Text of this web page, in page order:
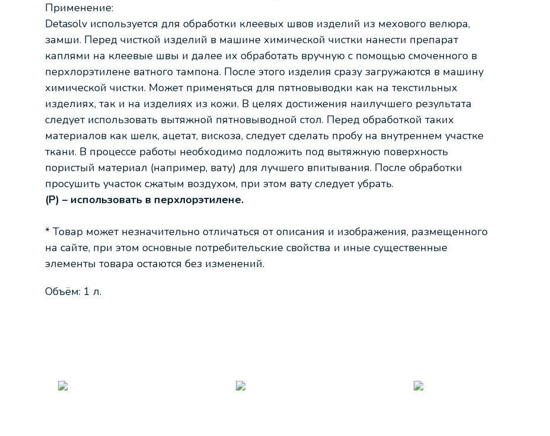
Применение:
Detasolv используется для обработки клеевых швов изделий из мехового велюра,
замши. Перед чисткой изделий в машине химической чистки нанести препарат
каплями на клеевые швы и далее их обработать вручную с помощью смоченного в
перхлорэтилене ватного тампона. После этого изделия сразу загружаются в машину
химической чистки. Может применяться для пятновыводки как на текстильных
изделиях, так и на изделиях из кожи. В целях достижения наилучшего результата
следует использовать вытяжной пятновыводной стол. Перед обработкой таких
материалов как шелк, ацетат, вискоза, следует сделать пробу на внутреннем участке
ткани. В процессе работы необходимо подложить под вытяжную поверхность
пористый материал (например, вату) для лучшего впитывания. После обработки
просушить участок сжатым воздухом, при этом вату следует убрать.
(P) – использовать в перхлорэтилене.
* Товар может незначительно отличаться от описания и изображения, размещенного
на сайте, при этом основные потребительские свойства и иные существенные
элементы товара остаются без изменений.
Объём: 1 л.